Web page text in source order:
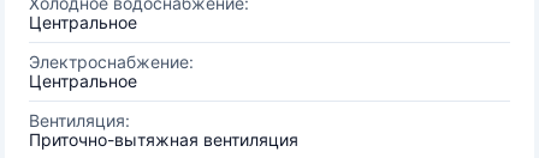
Центральное
Электроснабжение:
Центральное
Вентиляция:
Приточно-вытяжная вентиляция